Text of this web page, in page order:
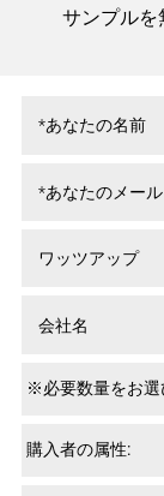
サンプルを